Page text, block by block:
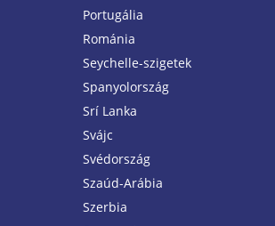
Portugália
Románia
Seychelle-szigetek
Spanyolország
Srí Lanka
Svájc
Svédország
Szaúd-Arábia
Szerbia